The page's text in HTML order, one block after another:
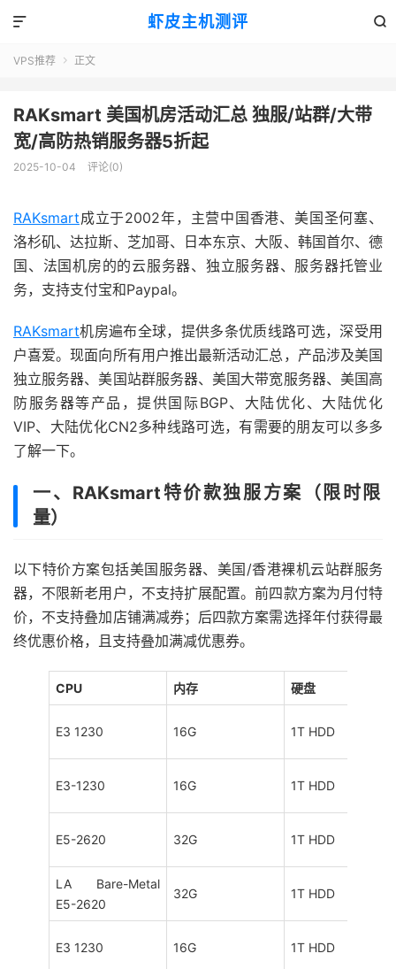
虾皮主机测评 

VPS推荐  正文
RAKsmart 美国机房活动汇总 独服/站群/大带
宽/高防热销服务器5折起
2025-10-04 评论(0)
RAKsmart成立于2002年，主营中国香港、美国圣何塞、
洛杉矶、达拉斯、芝加哥、日本东京、大阪、韩国首尔、德
国、法国机房的的云服务器、独立服务器、服务器托管业
务，支持支付宝和Paypal。
RAKsmart机房遍布全球，提供多条优质线路可选，深受用
户喜爱。现面向所有用户推出最新活动汇总，产品涉及美国
独立服务器、美国站群服务器、美国大带宽服务器、美国高
防服务器等产品，提供国际BGP、大陆优化、大陆优化
VIP、大陆优化CN2多种线路可选，有需要的朋友可以多多
了解一下。
一、RAKsmart特价款独服方案（限时限
量）
以下特价方案包括美国服务器、美国/香港裸机云站群服务
器，不限新老用户，不支持扩展配置。前四款方案为月付特
价，不支持叠加店铺满减券；后四款方案需选择年付获得最
终优惠价格，且支持叠加满减优惠券。
CPU 内存 硬盘
E3 1230 16G 1T HDD
E3-1230 16G 1T HDD
E5-2620 32G 1T HDD
LA Bare-Metal
E5-2620
32G 1T HDD
E3 1230 16G 1T HDD